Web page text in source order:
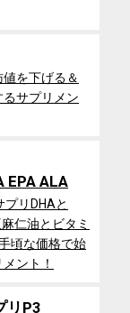
を下げる＆
サプリメン
EPA ALA
リDHAと
仁油とビタミ
頃な価格で始
ント！
リP3